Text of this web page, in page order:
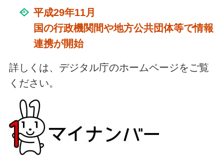
平成29年11月
国の行政機関間や地方公共団体等で情報
連携が開始
詳しくは、デジタル庁のホームページをご覧
ください。